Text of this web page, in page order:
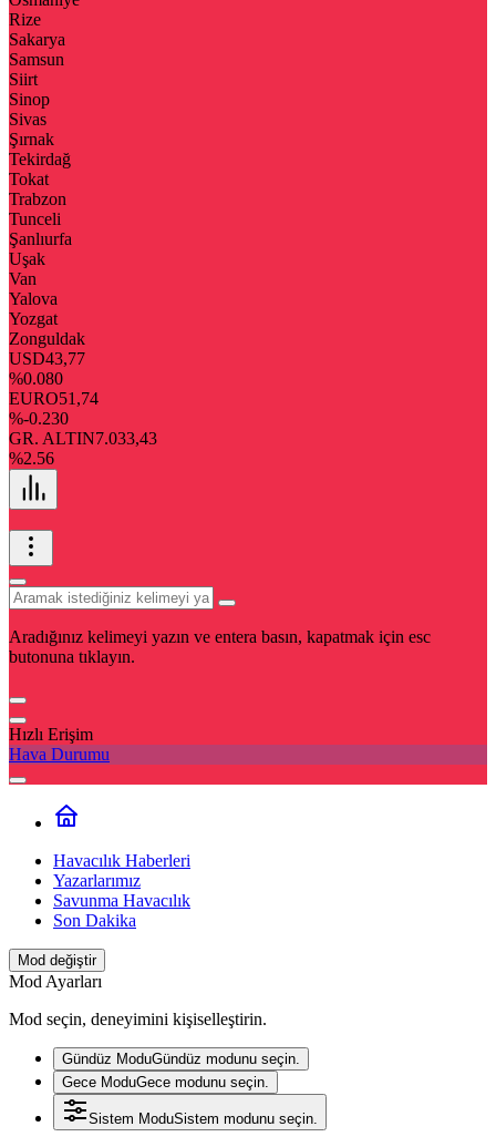
Rize
Sakarya
Samsun
Siirt
Sinop
Sivas
Şırnak
Tekirdağ
Tokat
Trabzon
Tunceli
Şanlıurfa
Uşak
Van
Yalova
Yozgat
Zonguldak
USD43,77
%0.080
EURO51,74
%-0.230
GR. ALTIN7.033,43
%2.56
Aradığınız kelimeyi yazın ve entera basın, kapatmak için esc
butonuna tıklayın.
Hızlı Erişim
Hava Durumu
Havacılık Haberleri
Yazarlarımız
Savunma Havacılık
Son Dakika
Mod değiştir
Mod Ayarları
Mod seçin, deneyimini kişiselleştirin.
Gündüz ModuGündüz modunu seçin.
Gece ModuGece modunu seçin.
Sistem ModuSistem modunu seçin.